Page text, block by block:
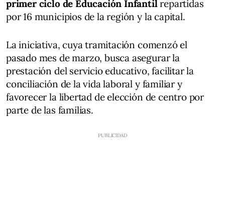
primer ciclo de Educación Infantilrepartidas
por 16 municipios de la región y la capital.
La iniciativa, cuya tramitación comenzó el
pasado mes de marzo, busca asegurar la
prestación del servicio educativo, facilitar la
conciliación de la vida laboral y familiar y
favorecer la libertad de elección de centro por
parte de las familias.